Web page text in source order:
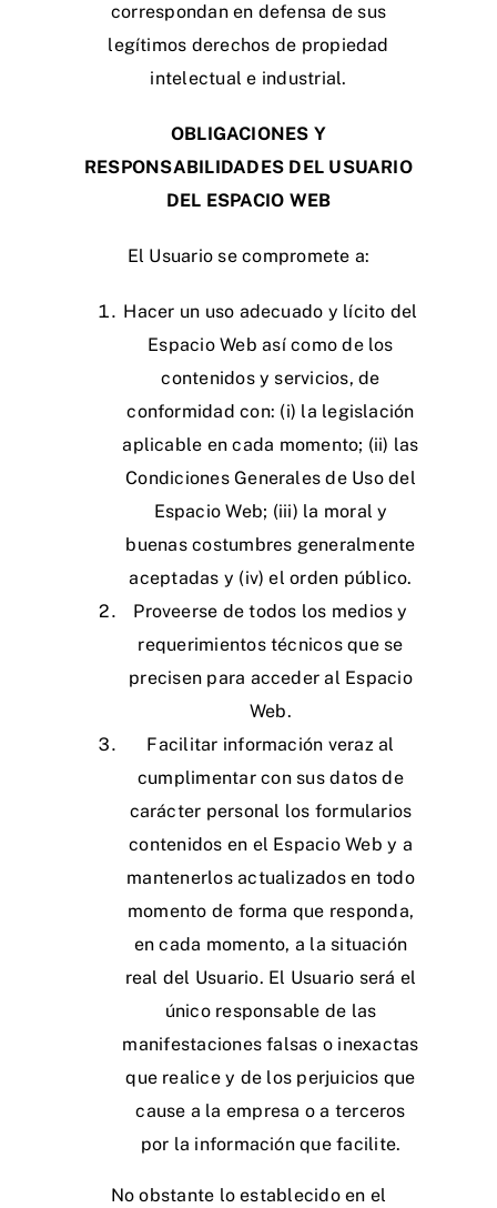
correspondan en defensa de sus
legítimos derechos de propiedad
intelectual e industrial.
OBLIGACIONES Y
RESPONSABILIDADES DEL USUARIO
DEL ESPACIO WEB
El Usuario se compromete a:
Hacer un uso adecuado y lícito del
Espacio Web así como de los
contenidos y servicios, de
conformidad con: (i) la legislación
aplicable en cada momento; (ii) las
Condiciones Generales de Uso del
Espacio Web; (iii) la moral y
buenas costumbres generalmente
aceptadas y (iv) el orden público.
Proveerse de todos los medios y
requerimientos técnicos que se
precisen para acceder al Espacio
Web.
Facilitar información veraz al
cumplimentar con sus datos de
carácter personal los formularios
contenidos en el Espacio Web y a
mantenerlos actualizados en todo
momento de forma que responda,
en cada momento, a la situación
real del Usuario. El Usuario será el
único responsable de las
manifestaciones falsas o inexactas
que realice y de los perjuicios que
cause a la empresa o a terceros
por la información que facilite.
No obstante lo establecido en el